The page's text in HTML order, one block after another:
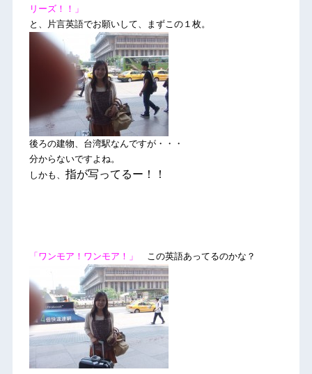
リーズ！！」
と、片言英語でお願いして、まずこの１枚。
後ろの建物、台湾駅なんですが・・・
分からないですよね。
しかも、 指が写ってるー！！
「ワンモア！ワンモア！」 この英語あってるのかな？